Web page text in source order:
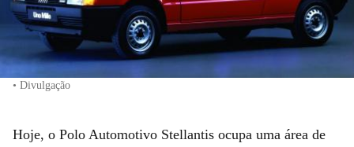
• Divulgação
Hoje, o Polo Automotivo Stellantis ocupa uma área de